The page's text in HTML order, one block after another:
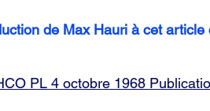
de Max Hauri à cet article
PL 4 octobre 1968